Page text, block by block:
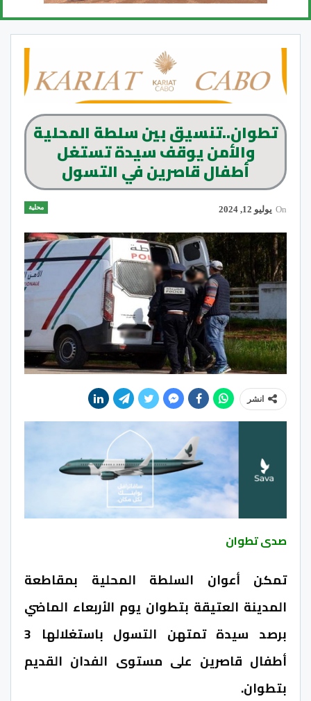
تطوان..تنسيق بين سلطة المحلية
والأمن يوقف سيدة تستغل
أطفال قاصرين في التسول
محلية On يوليو 12, 2024
انشر
صدى تطوان
تمكن أعوان السلطة المحلية بمقاطعة
المدينة العتيقة بتطوان يوم الأربعاء الماضي
برصد سيدة تمتهن التسول باستغلالها 3
أطفال قاصرين على مستوى الفدان القديم
بتطوان.